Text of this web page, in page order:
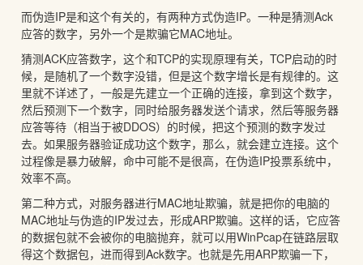
而伪造IP是和这个有关的，有两种方式伪造IP。一种是猜测Ack
应答的数字，另外一个是欺骗它MAC地址。
猜测ACK应答数字，这个和TCP的实现原理有关，TCP启动的时
候，是随机了一个数字没错，但是这个数字增长是有规律的。这
里就不详述了，一般是先建立一个正确的连接，拿到这个数字，
然后预测下一个数字，同时给服务器发送个请求，然后等服务器
应答等待（相当于被DDOS）的时候，把这个预测的数字发过
去。如果服务器验证成功这个数字，那么，就会建立连接。这个
过程像是暴力破解，命中可能不是很高，在伪造IP投票系统中，
效率不高。
第二种方式，对服务器进行MAC地址欺骗，就是把你的电脑的
MAC地址与伪造的IP发过去，形成ARP欺骗。这样的话，它应答
的数据包就不会被你的电脑抛弃，就可以用WinPcap在链路层取
得这个数据包，进而得到Ack数字。也就是先用ARP欺骗一下，